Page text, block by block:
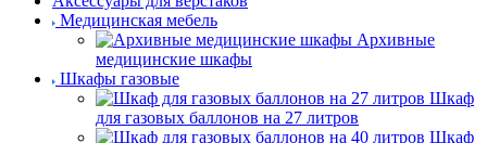
Медицинская мебель
Архивные
медицинские шкафы
Шкафы газовые
Шкаф
для газовых баллонов на 27 литров
Шкаф